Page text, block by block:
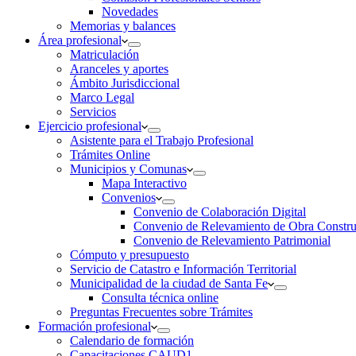
Novedades
Memorias y balances
Área profesional
Matriculación
Aranceles y aportes
Ámbito Jurisdiccional
Marco Legal
Servicios
Ejercicio profesional
Asistente para el Trabajo Profesional
Trámites Online
Municipios y Comunas
Mapa Interactivo
Convenios
Convenio de Colaboración Digital
Convenio de Relevamiento de Obra
Convenio de Relevamiento Patrimonial
Cómputo y presupuesto
Servicio de Catastro e Información Territorial
Municipalidad de la ciudad de Santa Fe
Consulta técnica online
Preguntas Frecuentes sobre Trámites
Formación profesional
Calendario de formación